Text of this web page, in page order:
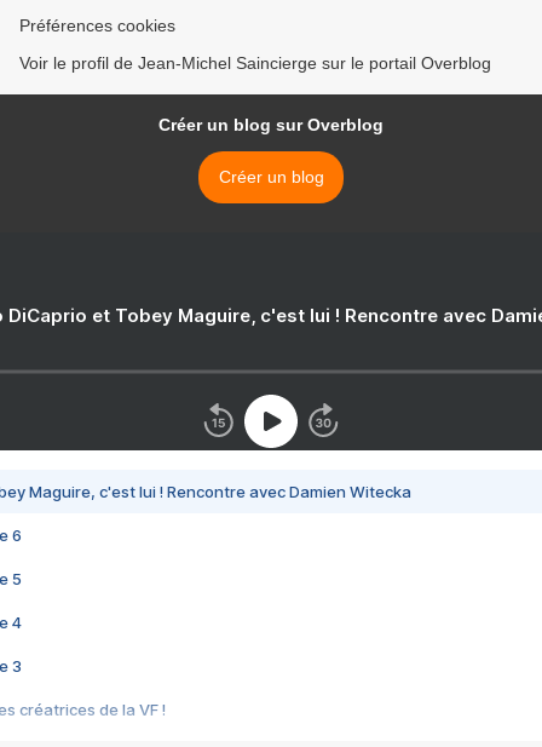
Préférences cookies
Voir le profil de Jean-Michel Saincierge sur le portail Overblog
Créer un blog sur Overblog
Créer un blog
DiCaprio et Tobey Maguire, c'est lui ! Rencontre avec
Maguire, c'est lui ! Rencontre avec Damien Witecka
6
5
4
3
créatrices de la VF !